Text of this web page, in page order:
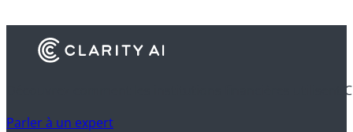
Découvrez comment les institutions financières utilisent
Parler à un expert